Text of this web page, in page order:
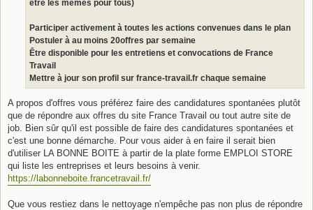
être les mêmes pour tous)
Participer activement à toutes les actions convenues dans le plan
Postuler à au moins 20offres par semaine
Être disponible pour les entretiens et convocations de France
Travail
Mettre à jour son profil sur france-travail.fr chaque semaine
A propos d'offres vous préférez faire des candidatures spontanées plutôt
que de répondre aux offres du site France Travail ou tout autre site de
job. Bien sûr qu'il est possible de faire des candidatures spontanées et
c'est une bonne démarche. Pour vous aider à en faire il serait bien
d'utiliser LA BONNE BOITE à partir de la plate forme EMPLOI STORE
qui liste les entreprises et leurs besoins à venir.
https://labonneboite.francetravail.fr/
Que vous restiez dans le nettoyage n'empêche pas non plus de répondre